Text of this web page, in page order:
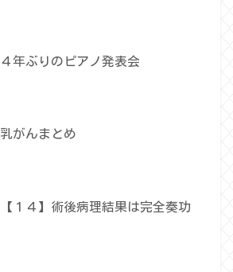
４年ぶりのピアノ発表会
乳がんまとめ
【１４】術後病理結果は完全奏功